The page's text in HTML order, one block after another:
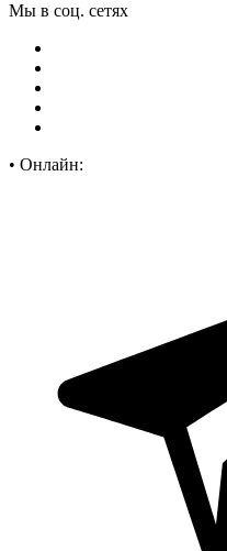
Мы в соц. сетях
• Онлайн: